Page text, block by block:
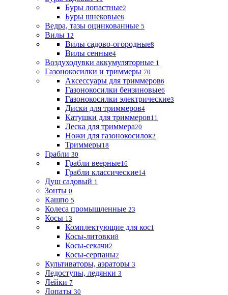
Буры лопастные2
Буры шнековые8
Ведра, тазы оцинкованные 5
Вилы 12
Вилы садово-огородные8
Вилы сенные4
Воздуходувки аккумуляторные 1
Газонокосилки и триммеры 70
Аксессуары для триммеров6
Газонокосилки бензиновые6
Газонокосилки электрические3
Диски для триммеров4
Катушки для триммеров11
Леска для триммера20
Ножи для газонокосилок2
Триммеры18
Грабли 30
Грабли веерные16
Грабли классические14
Душ садовый 1
Зонты 0
Кашпо 5
Колеса промышленные 23
Косы 13
Комплектующие для кос1
Косы-литовки8
Косы-секачи2
Косы-серпаны2
Культиваторы, аэраторы 3
Ледоступы, ледянки 3
Лейки 7
Лопаты 30